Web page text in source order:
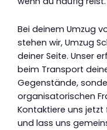
Bei deinem Umzug
stehen wir, Umzug
deiner Seite. Unser
beim Transport
Gegenstände,
organisatorischen
Kontaktiere uns
und lass uns